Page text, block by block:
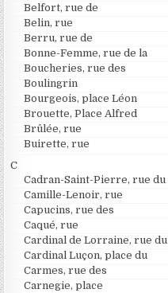
Belfort, rue de
Belin, rue
Berru, rue de
Bonne-Femme, rue de la
Boucheries, rue des
Boulingrin
Bourgeois, place Léon
Brouette, Place Alfred
Brûlée, rue
Buirette, rue
C
Cadran-Saint-Pierre, rue du
Camille-Lenoir, rue
Capucins, rue des
Caqué, rue
Cardinal de Lorraine, rue du
Cardinal Luçon, place du
Carmes, rue des
Carnegie, place